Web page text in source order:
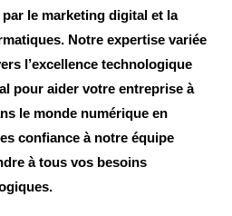
le marketing digital et la
Notre expertise variée
l’excellence technologique
pour aider votre entreprise à
le monde numérique en
confiance à notre équipe
à tous vos besoins